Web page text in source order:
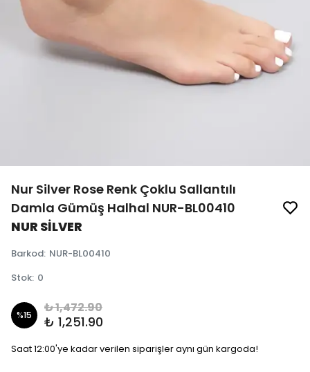
Nur Silver Rose Renk Çoklu Sallantılı
Damla Gümüş Halhal NUR-BL00410
NUR SİLVER
Barkod: NUR-BL00410
Stok: 0
%15 ₺ 1,472.90
₺ 1,251.90
Saat 12:00'ye kadar verilen siparişler aynı gün kargoda!